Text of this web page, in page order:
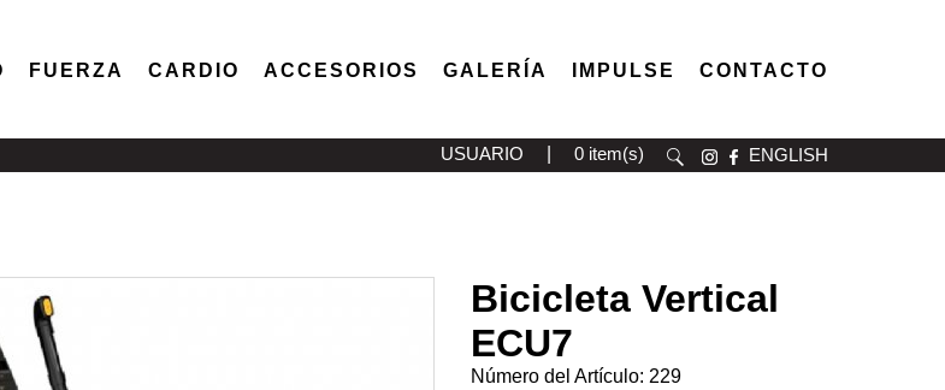
FUERZA CARDIO ACCESORIOS GALERÍA IMPULSE CONTACTO
ENGLISH
USUARIO 0 item(s)
Bicicleta Vertical
ECU7
Número del Artículo: 229